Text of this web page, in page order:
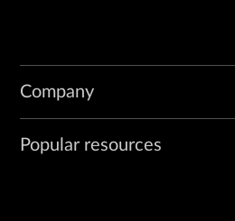
Company
Popular resources